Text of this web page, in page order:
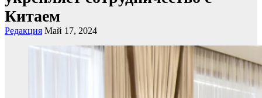
Китаем
Редакция Май 17, 2024